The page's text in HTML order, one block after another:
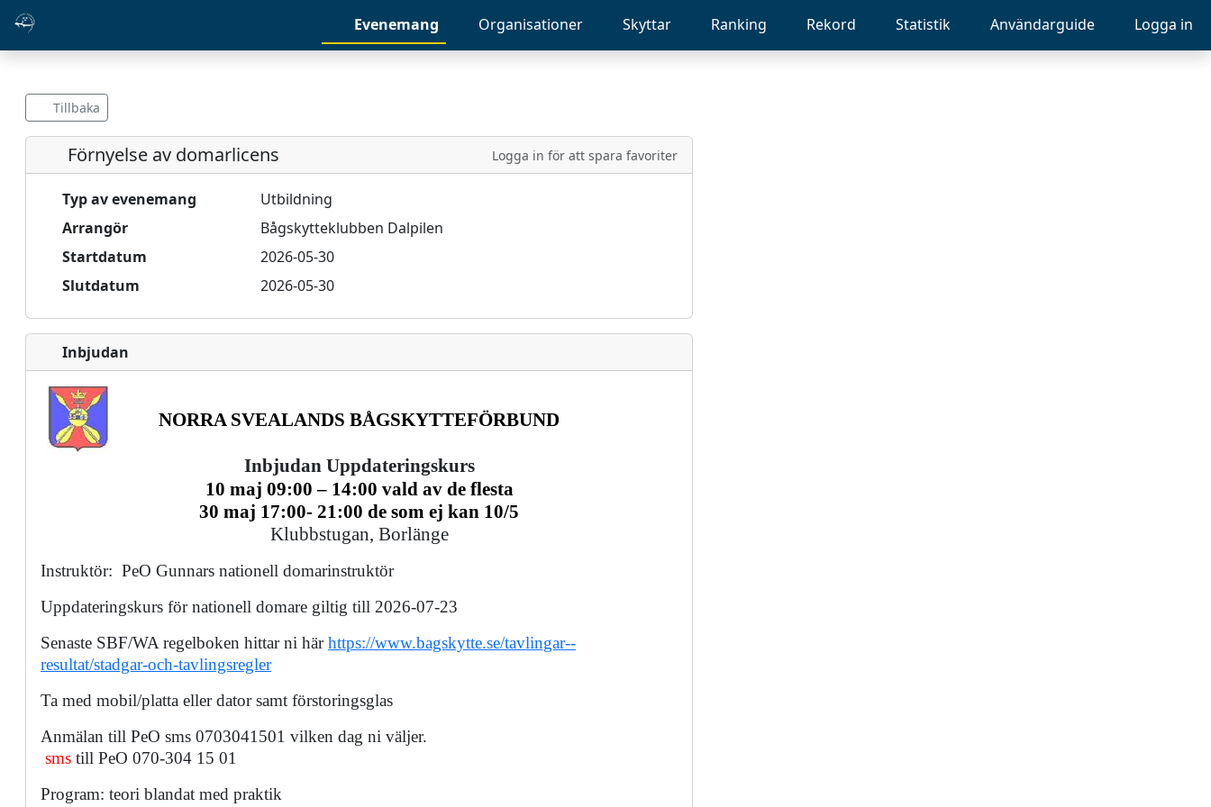
Evenemang Organisationer Skyttar Ranking Rekord Statistik Användarguide Logga in
Tillbaka
Förnyelse av domarlicens Logga in för att spara favoriter
Typ av evenemang
Utbildning
Arrangör
Bågskytteklubben Dalpilen
Startdatum
2026-05-30
Slutdatum
2026-05-30
Inbjudan
NORRA SVEALANDS BÅGSKYTTEFÖRBUND
Inbjudan Uppdateringskurs
10 maj 09:00 – 14:00 vald av de flesta
30 maj 17:00- 21:00 de som ej kan 10/5
Klubbstugan, Borlänge
Instruktör: PeO Gunnars nationell domarinstruktör
Uppdateringskurs för nationell domare giltig till 2026-07-23
Senaste SBF/WA regelboken hittar ni härhttps://www.bagskytte.se/tavlingar--
resultat/stadgar-och-tavlingsregler
Ta med mobil/platta eller dator samt förstoringsglas
Anmälan till PeO sms 0703041501 vilken dag ni väljer.
sms till PeO 070-304 15 01
Program: teori blandat med praktik